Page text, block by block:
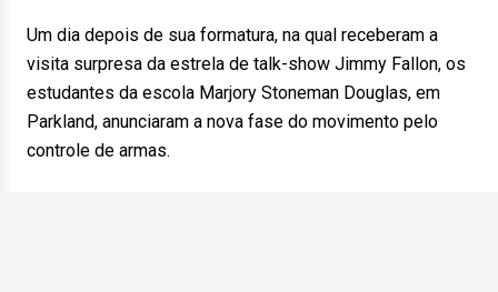
Um dia depois de sua formatura, na qual receberam a
visita surpresa da estrela de talk-show Jimmy Fallon, os
estudantes da escola Marjory Stoneman Douglas, em
Parkland, anunciaram a nova fase do movimento pelo
controle de armas.